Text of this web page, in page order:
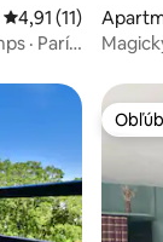
7
Priemerné
4,91 (11)
· Paríž